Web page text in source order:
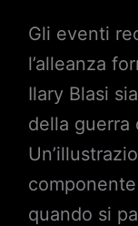
Gli eventi
l’alleanza
Ilary Blasi
della guerra
quando si